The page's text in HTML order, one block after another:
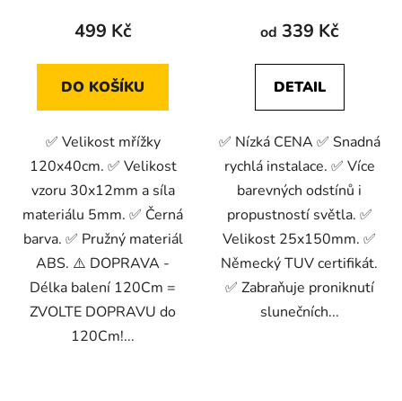
499 Kč
DO KOŠÍKU
✅ Velikost mřížky
120x40cm. ✅ Velikost
vzoru 30x12mm a síla
materiálu 5mm. ✅ Černá
barva. ✅ Pružný materiál
ABS. ⚠️ DOPRAVA -
Délka balení 120Cm =
ZVOLTE DOPRAVU do
120Cm!...
od 339 Kč
DETAIL
✅ Nízká CENA ✅ Snadná
rychlá instalace. ✅ Více
barevných odstínů i
propustností světla. ✅
Velikost 25x150mm. ✅
Německý TUV certifikát.
✅ Zabraňuje proniknutí
slunečních...